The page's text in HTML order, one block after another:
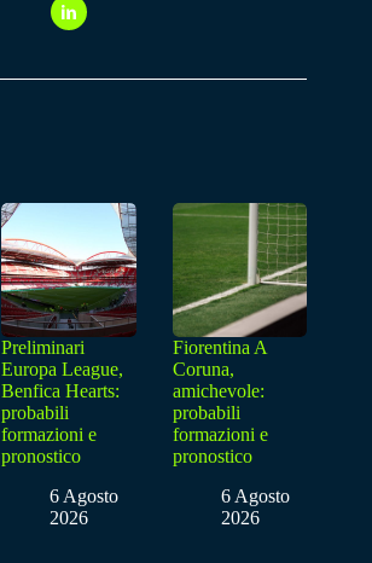
Preliminari
Europa League,
Benfica Hearts:
probabili
formazioni e
pronostico
6 Agosto
2026
Fiorentina A
Coruna,
amichevole:
probabili
formazioni e
pronostico
6 Agosto
2026